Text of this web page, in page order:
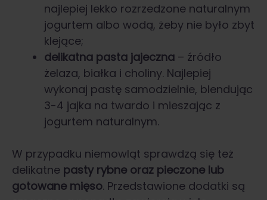
najlepiej lekko rozrzedzone naturalnym
jogurtem albo wodą, żeby nie było zbyt
klejące;
delikatna pasta jajeczna – źródło
żelaza, białka i choliny. Najlepiej
wykonaj pastę samodzielnie, blendując
3-4 jajka na twardo i mieszając z
jogurtem naturalnym.
W przypadku niemowląt sprawdzą się też
delikatne pasty rybne oraz pieczone lub
gotowane mięso. Przedstawione dodatki są